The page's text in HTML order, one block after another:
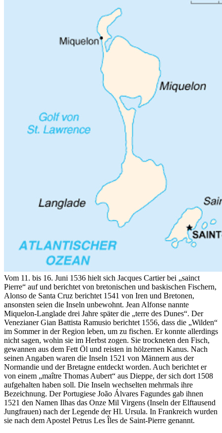
Vom 11. bis 16. Juni 1536 hielt sich Jacques Cartier bei „sainct
Pierre“ auf und berichtet von bretonischen und baskischen Fischern,
Alonso de Santa Cruz berichtet 1541 von Iren und Bretonen,
ansonsten seien die Inseln unbewohnt. Jean Alfonse nannte
Miquelon-Langlade drei Jahre später die „terre des Dunes“. Der
Venezianer Gian Battista Ramusio berichtet 1556, dass die „Wilden“
im Sommer in der Region leben, um zu fischen. Er konnte allerdings
nicht sagen, wohin sie im Herbst zogen. Sie trockneten den Fisch,
gewannen aus dem Fett Öl und reisten in hölzernen Kanus. Nach
seinen Angaben waren die Inseln 1521 von Männern aus der
Normandie und der Bretagne entdeckt worden. Auch berichtet er
von einem „maître Thomas Aubert“ aus Dieppe, der sich dort 1508
aufgehalten haben soll. Die Inseln wechselten mehrmals ihre
Bezeichnung. Der Portugiese João Álvares Fagundes gab ihnen
1521 den Namen Ilhas das Onze Mil Virgens (Inseln der Elftausend
Jungfrauen) nach der Legende der Hl. Ursula. In Frankreich wurden
sie nach dem Apostel Petrus Les Îles de Saint-Pierre genannt.